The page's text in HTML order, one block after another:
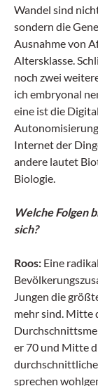
Wandel sind
sondern die
Ausnahme von
Altersklasse.
noch zwei
ich embryonal
eine ist die
Internet der
andere lautet
Biologie.
Welche Folgen
sich?
Roos: Eine
Jungen die
mehr sind. Mitte
er 70 und Mitte
sprechen